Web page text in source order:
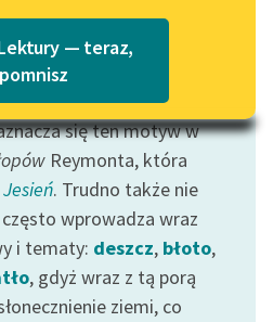
Katalog w formacie PDF
— teraz,
opisów jesieni,
mających
Zdarzyć się mogą
przemyślenia.
się ten motyw w
Reymonta, która
Jesień. Trudno także nie
wprowadza wraz
i tematy: deszcz, błoto,
, gdyż wraz z tą porą
ziemi, co